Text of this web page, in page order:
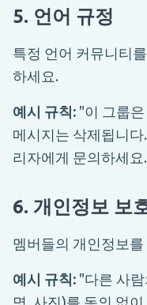
5. 언어 규정
특정 언어 커뮤니티
하세요.
예시 규칙: "이 그룹
메시지는 삭제됩니
리자에게 문의하세요
6. 개인정보 보
멤버들의 개인정보
예시 규칙: "다른 사
명, 사진)를 동의 없